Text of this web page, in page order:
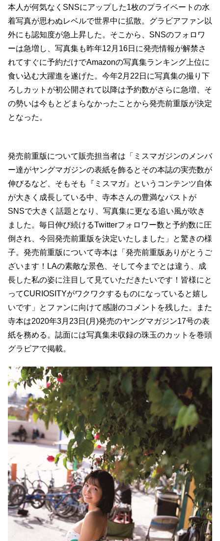
本人が何気なくSNSにアップした1枚のプライベートの水
着写真が思わぬレベルで世界中に拡散。グラビアファン以
外にも認知度が急上昇した。そこから、SNSのフォロワ
ーは急増し、写真集も昨年12月16日に発売情報が解禁さ
れてすぐに予約だけでAmazonの写真集ランキング上位に
食い込む大躍進を遂げた。今年2月22日に写真集の撮り下
ろしカットが初公開されて以降は予約数がさらに急増、そ
の勢いは今もとどまらなかったことから発売前重版が決定
となった。
発売前重版について販売担当者は「ミスマガジンのメンバ
ー達がヤングマガジンの表紙を飾るとその本誌の実売数が
伸びるなど、そもそも『ミスマガ』というコンテンツ自体
が大きく成長している中、寺本さんの豊満なバストが
SNSで大きく話題となり、写真集に更なる追い風が吹き
ました。毎日伸び続けるTwitterフォロワー数と予約数に圧
倒され、今回発売前重版を決定いたしました」と驚きの様
子。発売前重版について寺本は「発売前重版ありがとうご
ざいます！LAの素敵な景色、そして今までとは違う、成
長した私の姿に注目して見ていただきたいです！皆様にと
ってCURIOSITYがワクワクするものになっていると嬉し
いです」とファンに向けて感謝のコメントを残した。また
寺本は2020年3月23日(月)発売のヤングマガジン17号の表
紙を務める。誌面には写真集未収録の珠玉のカットを巻頭
グラビアで掲載。